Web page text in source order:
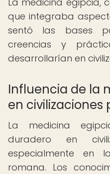
que integraba
sentó las bases
creencias y
desarrollarían en
Influencia de la
en civilizaciones
La medicina
duradero en
especialmente en
romana. Los